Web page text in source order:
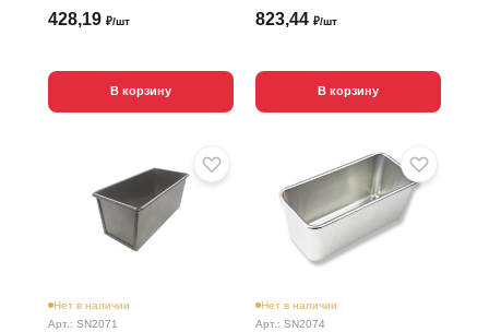
428,19 ₽/шт
В корзину
823,44 ₽/шт
В корзину
Нет в наличии
Арт.: SN2071
Нет в наличии
Арт.: SN2074